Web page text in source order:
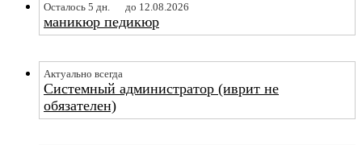
Осталось 5 дн. до 12.08.2026
маникюр педикюр
Актуально всегда
Системный администратор (иврит не
обязателен)